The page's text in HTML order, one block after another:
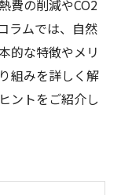
費の削減やCO2
ラムでは、自然
的な特徴やメリ
組みを詳しく解
ントをご紹介し